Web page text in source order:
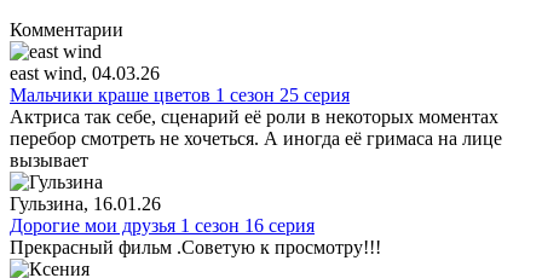
Комментарии
east wind, 04.03.26
Мальчики краше цветов 1 сезон 25 серия
Актриса так себе, сценарий её роли в некоторых моментах
перебор смотреть не хочеться. А иногда её гримаса на лице
вызывает
Гульзина, 16.01.26
Дорогие мои друзья 1 сезон 16 серия
Прекрасный фильм .Советую к просмотру!!!